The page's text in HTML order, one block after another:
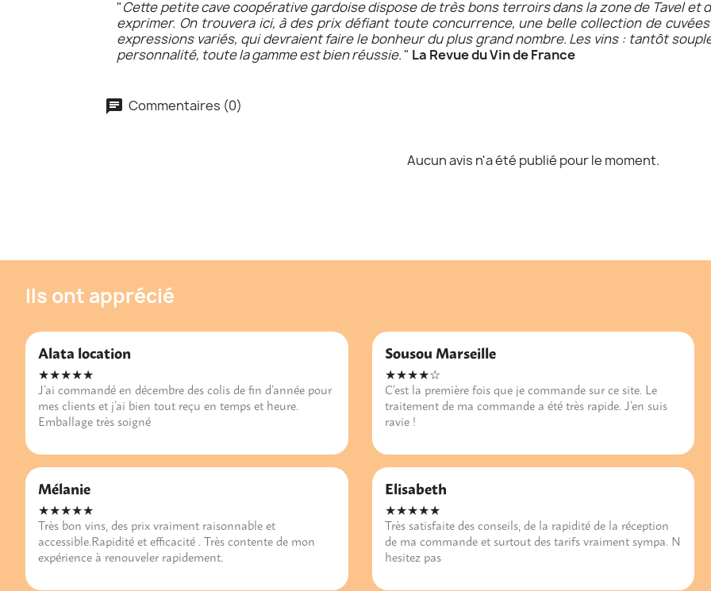
"Cette petite cave coopérative gardoise dispose de très bons terroirs dans la zone de Tavel et
exprimer. On trouvera ici, à des prix défiant toute concurrence, une belle collection de
expressions variés, qui devraient faire le bonheur du plus grand nombre. Les vins : tantôt
personnalité, toute la gamme est bien réussie. " La Revue du Vin de France
Commentaires (0)
Aucun avis n'a été publié pour le moment.
Ils ont apprécié
Alata location
★★★★★
J’ai commandé en décembre des colis de fin d’année pour
mes clients et j’ai bien tout reçu en temps et heure.
Emballage très soigné
Mélanie
★★★★★
Très bon vins, des prix vraiment raisonnable et
accessible.Rapidité et efficacité . Très contente de mon
expérience à renouveler rapidement.
Sousou Marseille
★★★★☆
C’est la première fois que je commande sur ce site. Le
traitement de ma commande a été très rapide. J’en suis
ravie !
Elisabeth
★★★★★
Très satisfaite des conseils, de la rapidité de la réception
de ma commande et surtout des tarifs vraiment sympa. N
hesitez pas